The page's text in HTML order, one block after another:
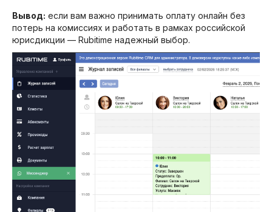
Вывод: если вам важно принимать оплату онлайн без
потерь на комиссиях и работать в рамках российской
юрисдикции — Rubitime надежный выбор.